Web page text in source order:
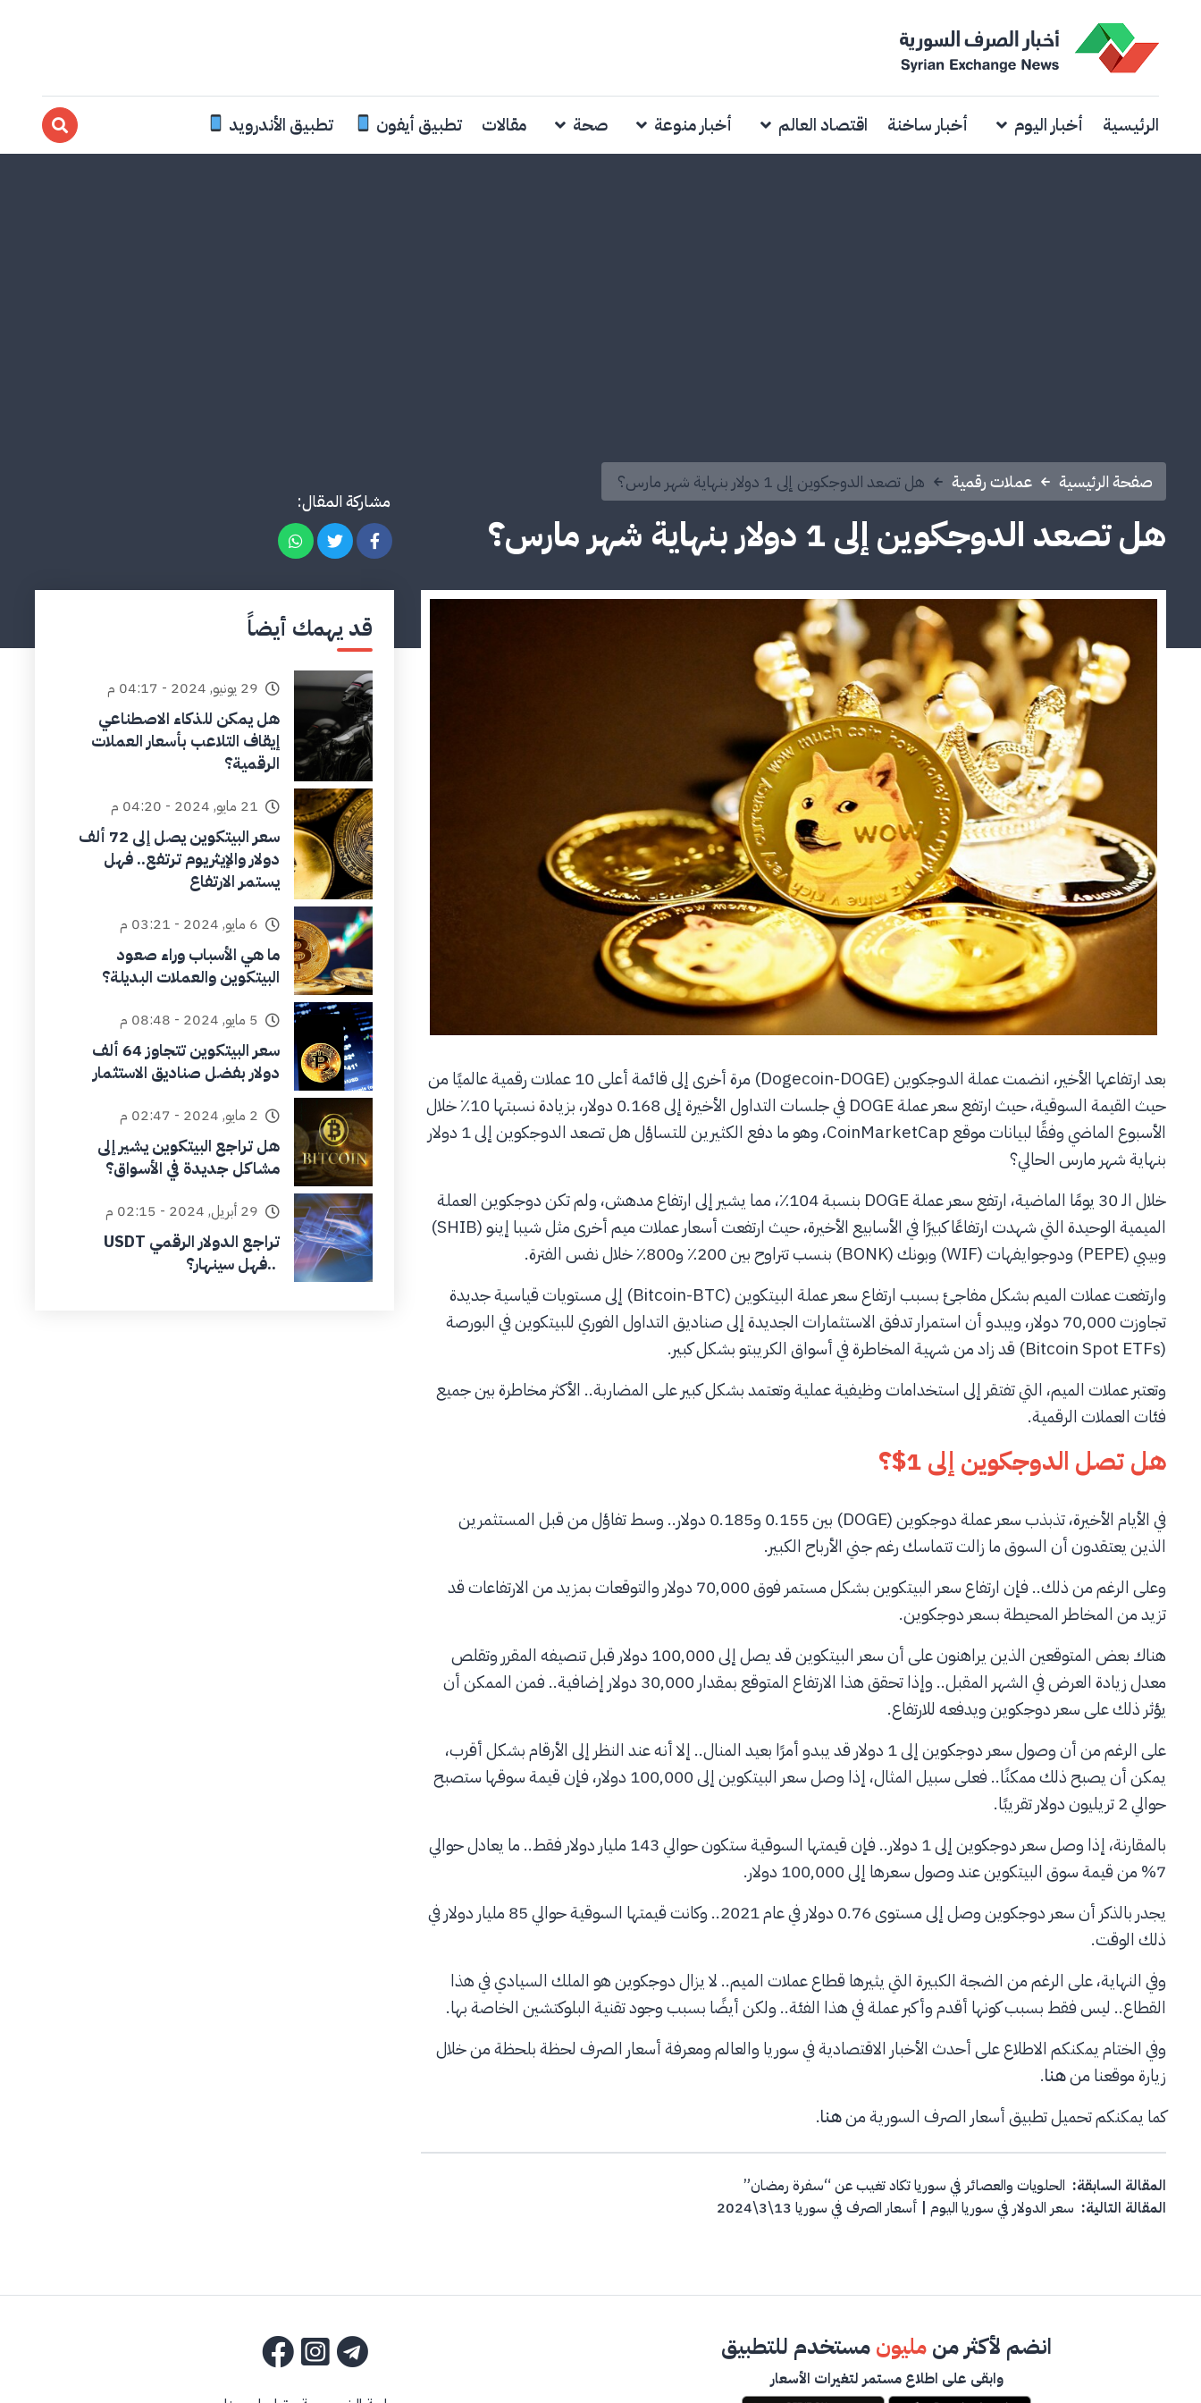
الرئيسية أخبار اليوم أخبار ساخنة اقتصاد العالم أخبار منوعة صحة مقالات تطبيق أيفون تطبيق الأندرويد
صفحة الرئيسية عملات رقمية هل تصعد الدوجكوين إلى 1 دولار بنهاية شهر مارس؟
هل تصعد الدوجكوين إلى 1 دولار بنهاية شهر مارس؟
مشاركة المقال:
بعد ارتفاعها الأخير، انضمت عملة الدوجكوين (Dogecoin-DOGE) مرة أخرى إلى قائمة أعلى 10 عملات رقمية عالميًا من
حيث القيمة السوقية، حيث ارتفع سعر عملة DOGE في جلسات التداول الأخيرة إلى 0.168 دولار، بزيادة نسبتها 10٪ خلال
الأسبوع الماضي وفقًا لبيانات موقع CoinMarketCap، وهو ما دفع الكثيرين للتساؤل هل تصعد الدوجكوين إلى 1 دولار
بنهاية شهر مارس الحالي؟
خلال الـ 30 يومًا الماضية، ارتفع سعر عملة DOGE بنسبة 104٪، مما يشير إلى ارتفاع مدهش، ولم تكن دوجكوين العملة
الميمية الوحيدة التي شهدت ارتفاعًا كبيرًا في الأسابيع الأخيرة، حيث ارتفعت أسعار عملات ميم أخرى مثل شيبا إينو (SHIB)
وبيبي (PEPE) ودوجوايفهات (WIF) وبونك (BONK) بنسب تتراوح بين 200٪ و800٪ خلال نفس الفترة.
وارتفعت عملات الميم بشكل مفاجئ بسبب ارتفاع سعر عملة البيتكوين (Bitcoin-BTC) إلى مستويات قياسية جديدة
تجاوزت 70,000 دولار، ويبدو أن استمرار تدفق الاستثمارات الجديدة إلى صناديق التداول الفوري للبيتكوين في البورصة
(Bitcoin Spot ETFs) قد زاد من شهية المخاطرة في أسواق الكريبتو بشكل كبير.
وتعتبر عملات الميم، التي تفتقر إلى استخدامات وظيفية عملية وتعتمد بشكل كبير على المضاربة.. الأكثر مخاطرة بين جميع
فئات العملات الرقمية.
هل تصل الدوجكوين إلى 1$؟
في الأيام الأخيرة، تذبذب سعر عملة دوجكوين (DOGE) بين 0.155 و0.185 دولار.. وسط تفاؤل من قبل المستثمرين
الذين يعتقدون أن السوق ما زالت تتماسك رغم جني الأرباح الكبير.
وعلى الرغم من ذلك.. فإن ارتفاع سعر البيتكوين بشكل مستمر فوق 70,000 دولار والتوقعات بمزيد من الارتفاعات قد
تزيد من المخاطر المحيطة بسعر دوجكوين.
هناك بعض المتوقعين الذين يراهنون على أن سعر البيتكوين قد يصل إلى 100,000 دولار قبل تنصيفه المقرر وتقلص
معدل زيادة العرض في الشهر المقبل.. وإذا تحقق هذا الارتفاع المتوقع بمقدار 30,000 دولار إضافية.. فمن الممكن أن
يؤثر ذلك على سعر دوجكوين ويدفعه للارتفاع.
على الرغم من أن وصول سعر دوجكوين إلى 1 دولار قد يبدو أمرًا بعيد المنال.. إلا أنه عند النظر إلى الأرقام بشكل أقرب،
يمكن أن يصبح ذلك ممكنًا.. فعلى سبيل المثال، إذا وصل سعر البيتكوين إلى 100,000 دولار، فإن قيمة سوقها ستصبح
حوالي 2 تريليون دولار تقريبًا.
بالمقارنة، إذا وصل سعر دوجكوين إلى 1 دولار.. فإن قيمتها السوقية ستكون حوالي 143 مليار دولار فقط.. ما يعادل حوالي
7% من قيمة سوق البيتكوين عند وصول سعرها إلى 100,000 دولار.
يجدر بالذكر أن سعر دوجكوين وصل إلى مستوى 0.76 دولار في عام 2021.. وكانت قيمتها السوقية حوالي 85 مليار دولار في
ذلك الوقت.
وفي النهاية، على الرغم من الضجة الكبيرة التي يثيرها قطاع عملات الميم.. لا يزال دوجكوين هو الملك السيادي في هذا
القطاع.. ليس فقط بسبب كونها أقدم وأكبر عملة في هذا الفئة.. ولكن أيضًا بسبب وجود تقنية البلوكتشين الخاصة بها.
وفي الختام يمكنكم الاطلاع على أحدث الأخبار الاقتصادية في سوريا والعالم ومعرفة أسعار الصرف لحظة بلحظة من خلال
زيارة موقعنا منهنا.
كما يمكنكم تحميل تطبيق أسعار الصرف السورية منهنا.
Post navigation
المقالة السابقة: الحلويات والعصائر في سوريا تكاد تغيب عن “سفرة رمضان”
المقالة التالية: سعر الدولار في سوريا اليوم | أسعار الصرف في سوريا 13\3\2024
قد يهمك أيضاً
29 يونيو, 2024 - 04:17 م
هل يمكن للذكاء الاصطناعي
إيقاف التلاعب بأسعار العملات
الرقمية؟
21 مايو, 2024 - 04:20 م
سعر البيتكوين يصل إلى 72 ألف
دولار والإيثريوم ترتفع.. فهل
يستمر الارتفاع
6 مايو, 2024 - 03:21 م
ما هي الأسباب وراء صعود
البيتكوين والعملات البديلة؟
5 مايو, 2024 - 08:48 م
سعر البيتكوين تتجاوز 64 ألف
دولار بفضل صناديق الاستثمار
2 مايو, 2024 - 02:47 م
هل تراجع البيتكوين يشير إلى
مشاكل جديدة في الأسواق؟
29 أبريل, 2024 - 02:15 م
تراجع الدولار الرقمي USDT
..فهل سينهار؟
انضم لأكثر منمليونمستخدم للتطبيق
وابقى على اطلاع مستمر لتغيرات الأسعار